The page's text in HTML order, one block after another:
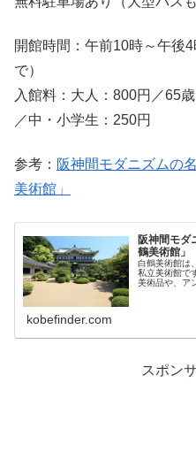
開館時間：午前10時～午後
で）
入館料：大人：800円／65
／中・小学生：250円
参考： 阪神間モダニズムの
美術館」
阪神間モダ
鶴美術館」
白鶴美術館は
私立美術館で
美術品や、ア
白鶴の文様
kobefinder.com
スポン